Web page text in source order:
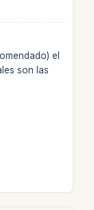
el
son las